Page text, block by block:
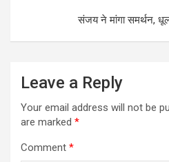
संजय ने मांगा समर्थन,
Leave a Reply
Your email address will not be
are marked *
Comment *